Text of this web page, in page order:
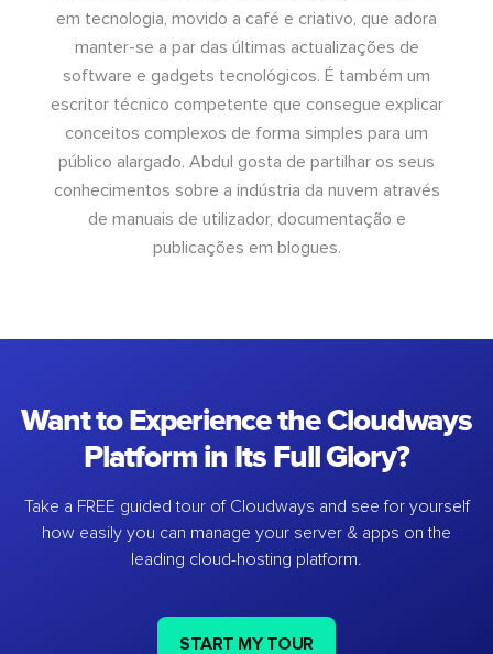
em tecnologia, movido a café e criativo, que adora
manter-se a par das últimas actualizações de
software e gadgets tecnológicos. É também um
escritor técnico competente que consegue explicar
conceitos complexos de forma simples para um
público alargado. Abdul gosta de partilhar os seus
conhecimentos sobre a indústria da nuvem através
de manuais de utilizador, documentação e
publicações em blogues.
Want to Experience the Cloudways
Platform in Its Full Glory?
Take a FREE guided tour of Cloudways and see for yourself
how easily you can manage your server & apps on the
leading cloud-hosting platform.
START MY TOUR